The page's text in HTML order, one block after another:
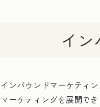
イ
インバウンドマーケティ
マーケティングを展開で